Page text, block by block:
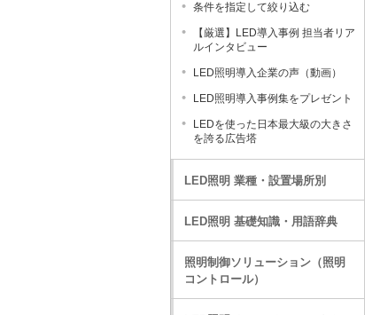
条件を指定して絞り込む
【厳選】LED導入事例 担当者リア
ルインタビュー
LED照明導入企業の声（動画）
LED照明導入事例集をプレゼント
LEDを使った日本最大級の大きさ
を誇る広告塔
LED照明 業種・設置場所別
LED照明 基礎知識・用語辞典
照明制御ソリューション（照明
コントロール）